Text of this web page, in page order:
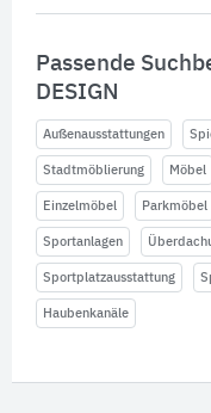
Passende
DESIGN
Außenausstattungen
Stadtmöblierung Möbel
Einzelmöbel Parkmöbel
Sportanlagen
Sportplatzausstattung
Haubenkanäle